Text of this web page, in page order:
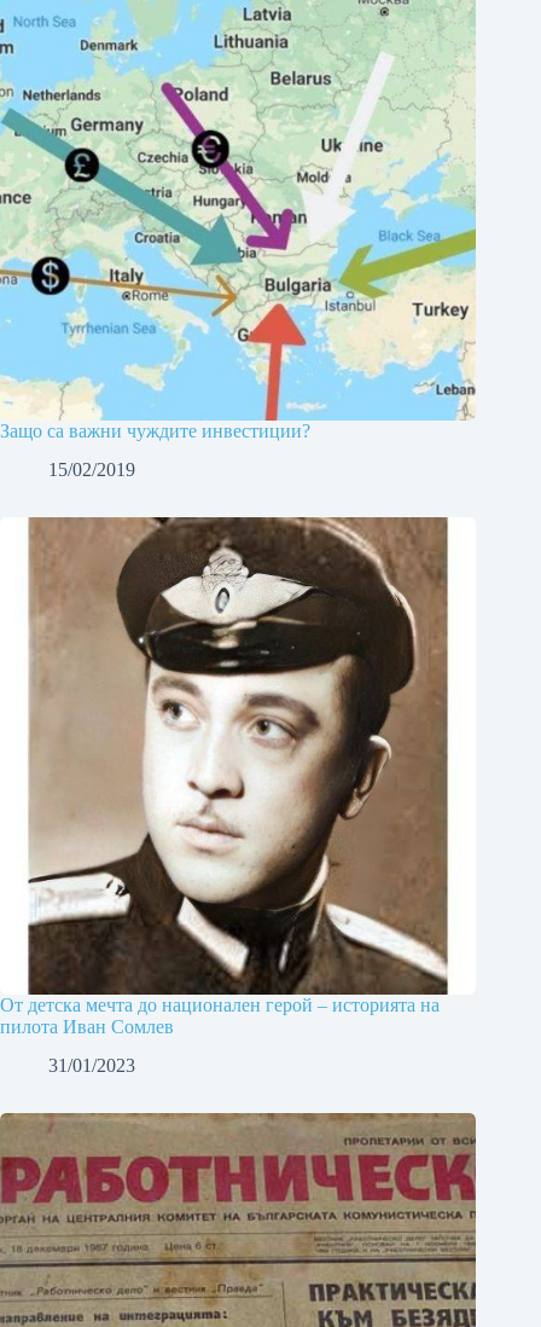
Защо са важни чуждите инвестиции?
15/02/2019
От детска мечта до национален герой – историята на
пилота Иван Сомлев
31/01/2023